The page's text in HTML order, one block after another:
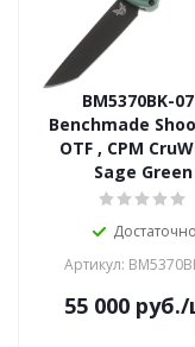
BM5370BK-
Benchmade
OTF , CPM
Sage Green
Достаточно
Артикул:
55 000 руб./